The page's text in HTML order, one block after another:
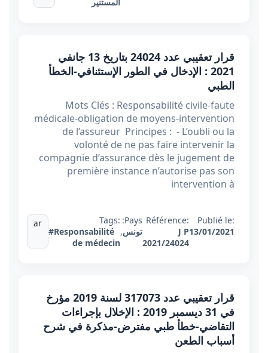
قرار تعقيبي عدد 24024 بتاريخ 13 جانفي
2021 : الإدخال في الطور الإستئنافي-الخطأ
الطبي
Mots Clés : Responsabilité civile-faute
médicale-obligation de moyens-intervention
de l’assureur Principes : - L’oubli ou la
volonté de ne pas faire intervenir la
compagnie d’assurance dès le jugement de
première instance n’autorise pas son
intervention à
Publié le:
13/01/2021
Référence:
J P
2021/24024
Pays:
تونس,
Tags:
#Responsabilité
de médecin
ar
قرار تعقيبي عدد 317073 لسنة 2019 مؤرخ
في 31 ديسمبر 2019 : الإخلال بإجراءات
التقاضي-خطأ طبي مفترض-مذكرة في شرح
أسباب الطعن